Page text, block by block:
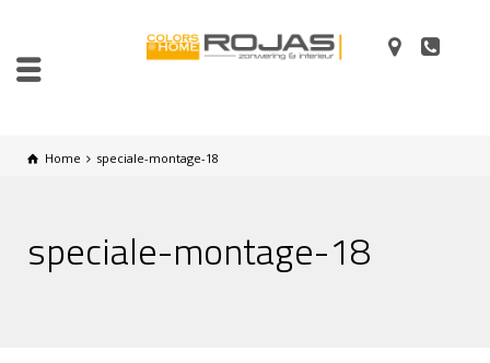
Home speciale-montage-18
speciale-montage-18